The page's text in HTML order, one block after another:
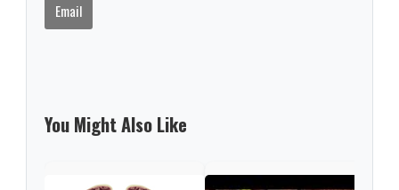
Email
You Might Also Like